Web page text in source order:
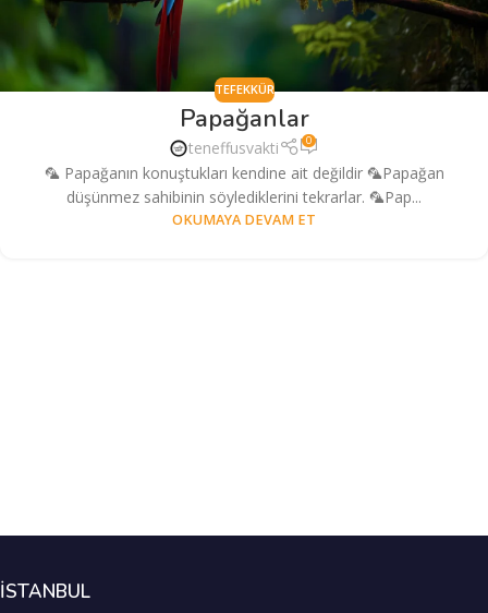
TEFEKKÜR
Papağanlar
teneffusvakti 0
🦜 Papağanın konuştukları kendine ait değildir 🦜Papağan
düşünmez sahibinin söylediklerini tekrarlar. 🦜Pap...
OKUMAYA DEVAM ET
İSTANBUL